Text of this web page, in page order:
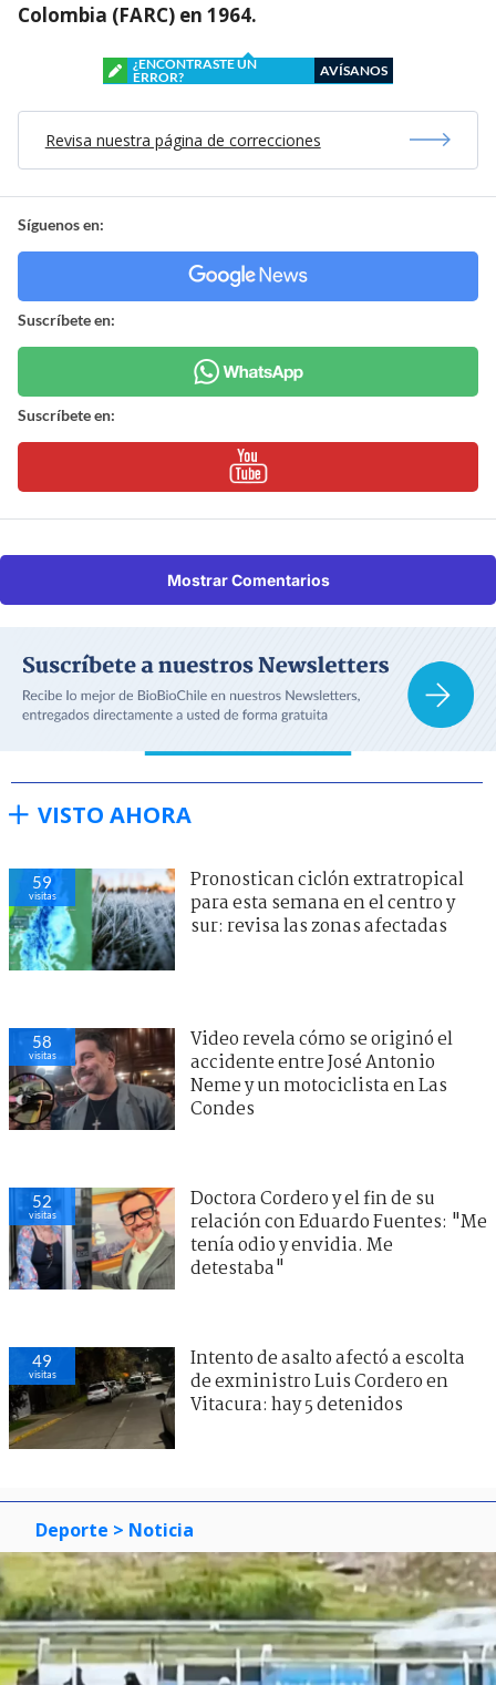
Colombia (FARC) en 1964.
¿ENCONTRASTE UN
ERROR?
AVÍSANOS
Revisa nuestra página de correcciones
Síguenos en:
Suscríbete en:
Suscríbete en:
Mostrar Comentarios
VISTO AHORA
59
visitas
Pronostican ciclón extratropical
para esta semana en el centro y
sur: revisa las zonas afectadas
58
visitas
Video revela cómo se originó el
accidente entre José Antonio
Neme y un motociclista en Las
Condes
52
visitas
Doctora Cordero y el fin de su
relación con Eduardo Fuentes: "Me
tenía odio y envidia. Me
detestaba"
49
visitas
Intento de asalto afectó a escolta
de exministro Luis Cordero en
Vitacura: hay 5 detenidos
Deporte > Noticia